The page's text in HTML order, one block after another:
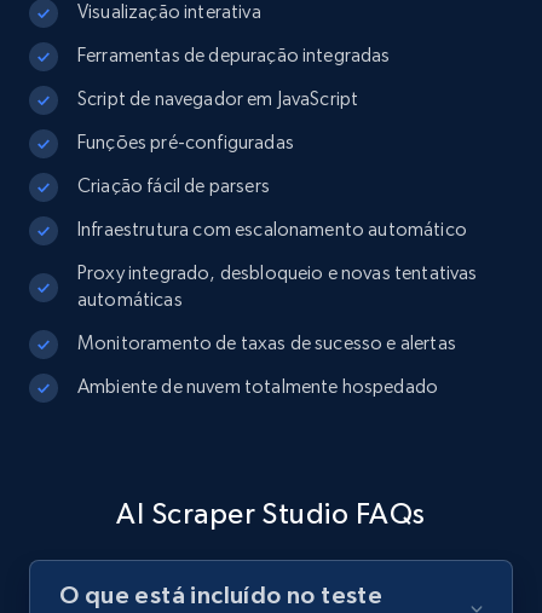
Visualização interativa
Ferramentas de depuração integradas
Script de navegador em JavaScript
Funções pré-configuradas
Criação fácil de parsers
Infraestrutura com escalonamento automático
Proxy integrado, desbloqueio e novas tentativas
automáticas
Monitoramento de taxas de sucesso e alertas
Ambiente de nuvem totalmente hospedado
AI Scraper Studio FAQs
O que está incluído no teste